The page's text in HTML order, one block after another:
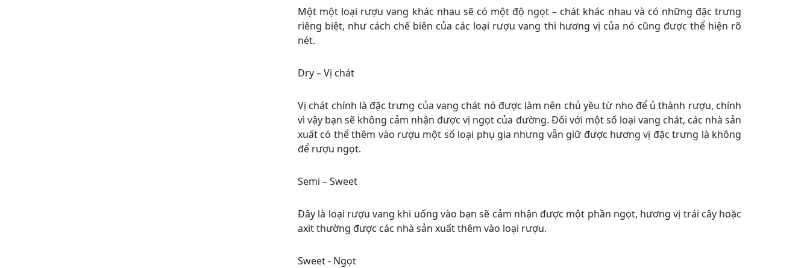
Một một loại rượu vang khác nhau sẽ có một độ ngọt – chát khác nhau và có những đặc trưng
riêng biệt, như cách chế biên của các loại rượu vang thì hương vị của nó cũng được thể hiện rõ
nét.
Dry – Vị chát
Vị chát chính là đặc trưng của vang chát nó được làm nên chủ yều từ nho để ủ thành rượu, chính
vì vậy bạn sẽ không cảm nhận được vị ngọt của đường. Đối với một số loại vang chát, các nhà sản
xuất có thể thêm vào rượu một số loại phụ gia nhưng vẫn giữ được hương vị đặc trưng là không
để rượu ngọt.
Semi – Sweet
Đây là loại rượu vang khi uống vào bạn sẽ cảm nhận được một phần ngọt, hương vị trái cây hoặc
axit thường được các nhà sản xuất thêm vào loại rượu.
Sweet - Ngọt